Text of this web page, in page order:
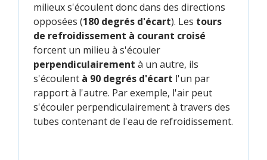
milieux s'écoulent donc dans des directions
opposées (180 degrés d'écart). Les tours
de refroidissement à courant croisé
forcent un milieu à s'écouler
perpendiculairement à un autre, ils
s'écoulent à 90 degrés d'écart l'un par
rapport à l'autre. Par exemple, l'air peut
s'écouler perpendiculairement à travers des
tubes contenant de l'eau de refroidissement.